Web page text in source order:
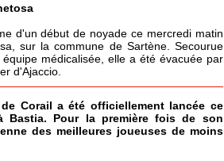
d'un début de noyade ce mercredi matin
sur la commune de Sartène. Secourue
médicalisée, elle a été évacuée par
d'Ajaccio.
Corail a été officiellement lancée ce
Bastia. Pour la première fois de son
des meilleures joueuses de moins